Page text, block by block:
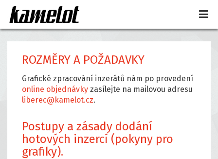
ROZMĚRY A POŽADAVKY
Grafické zpracování inzerátů nám po provedení
online objednávky zasílejte na mailovou adresu
liberec@kamelot.cz.
Postupy a zásady dodání
hotových inzercí (pokyny pro
grafiky).